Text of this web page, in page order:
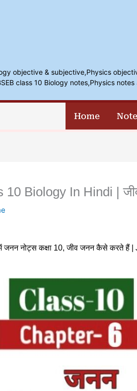
objective & subjective,Physics
class 10 Biology notes,Physics
Home
Biology In Hindi |
नोट्स कक्षा 10, जीव जनन कैसे करते हैं